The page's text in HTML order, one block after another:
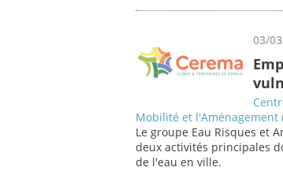
03/
Mobilité et l'Aménagement
Le groupe Eau Risques et
deux activités principales
de l'eau en ville.